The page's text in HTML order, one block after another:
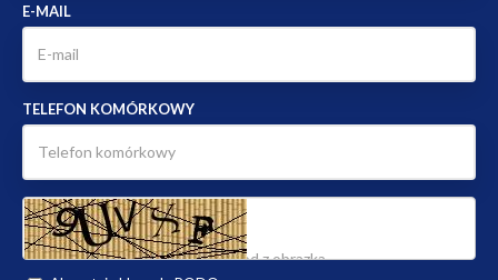
E-MAIL
TELEFON KOMÓRKOWY